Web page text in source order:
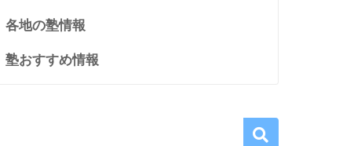
各地の塾情報
塾おすすめ情報